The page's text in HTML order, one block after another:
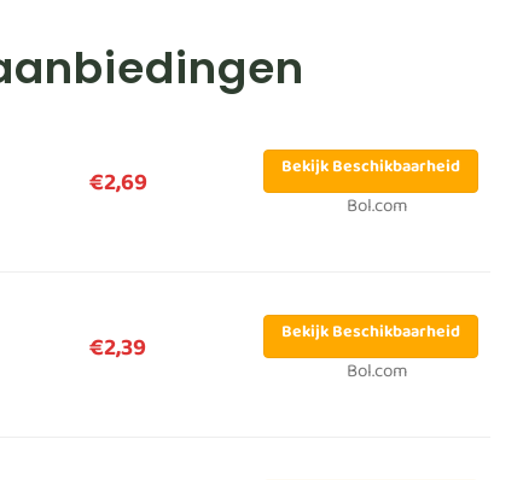
€2,69 Bekijk Beschikbaarheid
Bol.com
€2,39 Bekijk Beschikbaarheid
Bol.com